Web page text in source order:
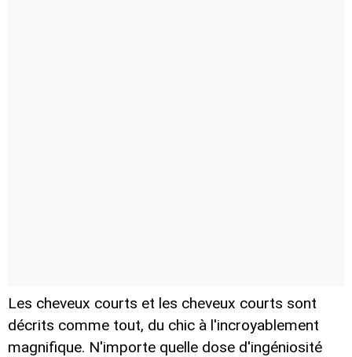
Les cheveux courts et les cheveux courts sont
décrits comme tout, du chic à l'incroyablement
magnifique. N'importe quelle dose d'ingéniosité